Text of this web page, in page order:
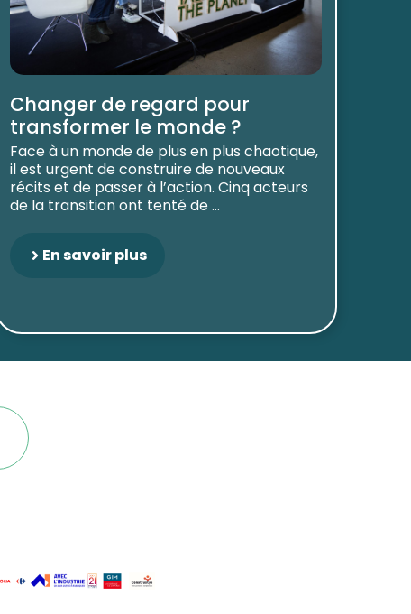
Changer de regard pour
transformer le monde ?
Face à un monde de plus en plus chaotique,
il est urgent de construire de nouveaux
récits et de passer à l’action. Cinq acteurs
de la transition ont tenté de ...
En savoir plus